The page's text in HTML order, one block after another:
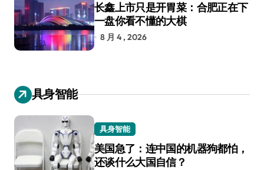
长鑫上市只是开胃菜：合肥正在下
一盘你看不懂的大棋
8 月 4 , 2026
具身智能
具身智能
美国急了：连中国的机器狗都怕，
还谈什么大国自信？